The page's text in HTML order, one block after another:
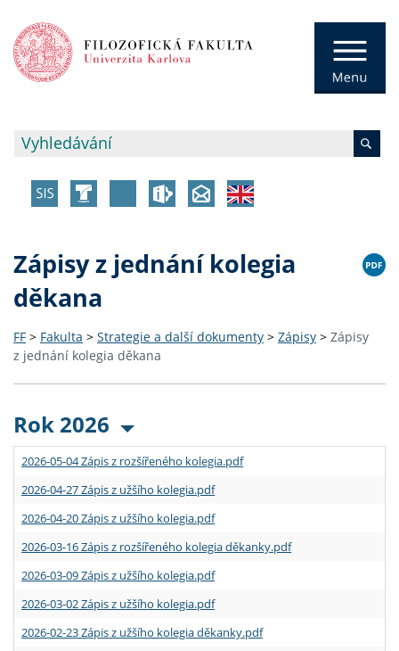
Zápisy z jednání kolegia
děkana
FF > Fakulta > Strategie a další dokumenty > Zápisy > Zápisy
z jednání kolegia děkana
Rok 2026
2026-05-04 Zápis z rozšířeného kolegia.pdf
2026-04-27 Zápis z užšího kolegia.pdf
2026-04-20 Zápis z užšího kolegia.pdf
2026-03-16 Zápis z rozšířeného kolegia děkanky.pdf
2026-03-09 Zápis z užšího kolegia.pdf
2026-03-02 Zápis z užšího kolegia.pdf
2026-02-23 Zápis z užšího kolegia děkanky.pdf